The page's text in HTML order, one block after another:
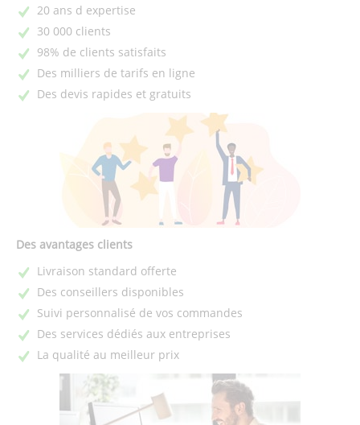
20 ans d expertise
30 000 clients
98% de clients satisfaits
Des milliers de tarifs en ligne
Des devis rapides et gratuits
Des avantages clients
Livraison standard offerte
Des conseillers disponibles
Suivi personnalisé de vos commandes
Des services dédiés aux entreprises
La qualité au meilleur prix